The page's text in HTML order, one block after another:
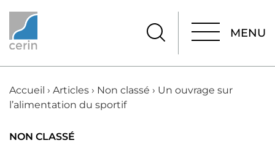
MENU
Accueil › Articles › Non classé › Un ouvrage sur
l’alimentation du sportif
NON CLASSÉ